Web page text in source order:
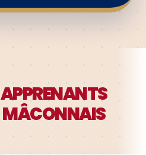
APPRENANTS
MÂCONNAIS